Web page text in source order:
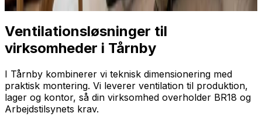
Ventilationsløsninger til
virksomheder i Tårnby
I Tårnby kombinerer vi teknisk dimensionering med
praktisk montering. Vi leverer ventilation til produktion,
lager og kontor, så din virksomhed overholder BR18 og
Arbejdstilsynets krav.